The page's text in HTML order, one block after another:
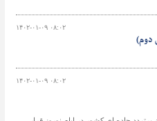
۱۴۰۲-۰۱-۰۹ ۰۸:۰۲
دوم)
۱۴۰۲-۰۱-۰۹ ۰۸:۰۲